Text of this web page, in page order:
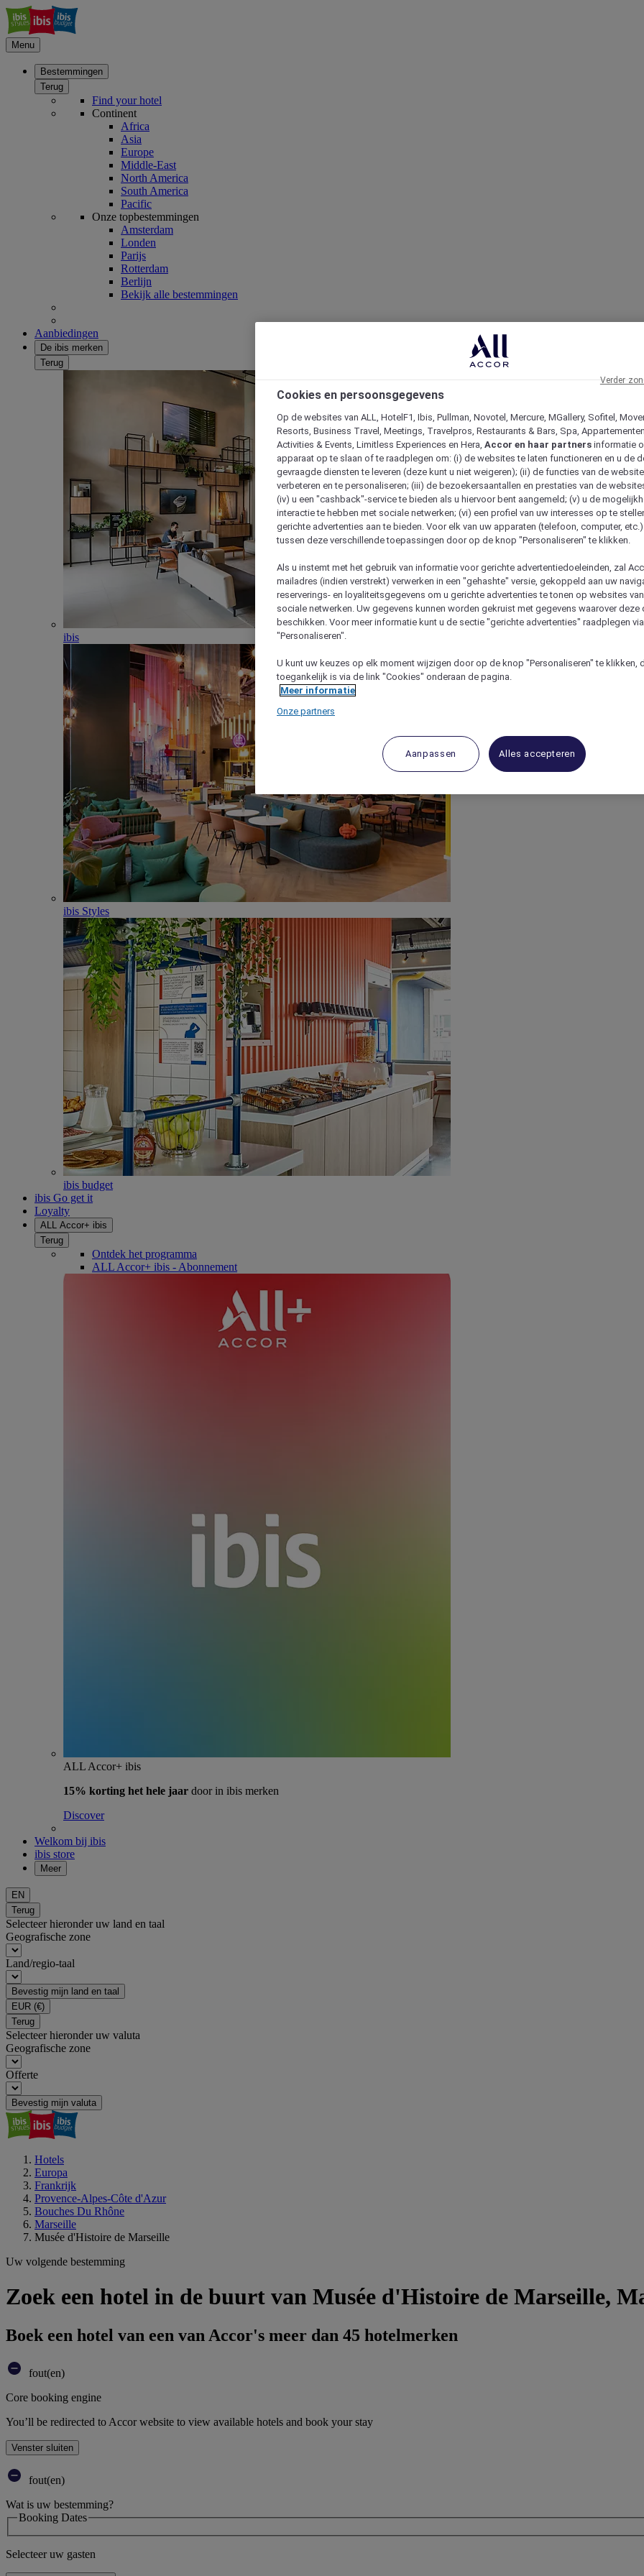
Menu
Bestemmingen
Terug
Find your hotel
Continent
Africa
Asia
Europe
Middle-East
North America
South America
Pacific
Onze topbestemmingen
Amsterdam
Londen
Parijs
Rotterdam
Berlijn
Bekijk alle bestemmingen
Aanbiedingen
De ibis merken
Terug
ibis
ibis Styles
ibis budget
ibis Go get it
Loyalty
ALL Accor+ ibis
Terug
Ontdek het programma
ALL Accor+ ibis - Abonnement
ALL Accor+ ibis
15% korting het hele jaar door in ibis merken
Discover
Welkom bij ibis
ibis store
Meer
EN
Terug
Selecteer hieronder uw land en taal
Geografische zone
Land/regio-taal
Bevestig mijn land en taal
EUR (€)
Terug
Selecteer hieronder uw valuta
Geografische zone
Offerte
Bevestig mijn valuta
Hotels
Europa
Frankrijk
Provence-Alpes-Côte d'Azur
Bouches Du Rhône
Marseille
Musée d'Histoire de Marseille
Uw volgende bestemming
Zoek een hotel in de buurt van Musée d'Histoire de Marseille,
Boek een hotel van een van Accor's meer dan 45 hotelmerken
fout(en)
Core booking engine
You’ll be redirected to Accor website to view available hotels and book your stay
Venster sluiten
fout(en)
Wat is uw bestemming?
Booking Dates
Selecteer uw gasten
Cookies en persoonsgegevens
Op de websites van ALL, HotelF1, Ibis, Pullman, Novotel, Mercure, MGallery, Sofitel,
Resorts, Business Travel, Meetings, Travelpros, Restaurants & Bars, Spa,
Activities & Events, Limitless Experiences en Hera, Accor en haar partners informatie
apparaat op te slaan of te raadplegen om: (i) de websites te laten functioneren en u de
gevraagde diensten te leveren (deze kunt u niet weigeren); (ii) de functies van de
verbeteren en te personaliseren; (iii) de bezoekersaantallen en prestaties van de
(iv) u een "cashback"-service te bieden als u hiervoor bent aangemeld; (v) u de
interactie te hebben met sociale netwerken; (vi) een profiel van uw interesses op te
gerichte advertenties aan te bieden. Voor elk van uw apparaten (telefoon, computer,
tussen deze verschillende toepassingen door op de knop "Personaliseren" te klikken.
Als u instemt met het gebruik van informatie voor gerichte advertentiedoeleinden, zal
mailadres (indien verstrekt) verwerken in een "gehashte" versie, gekoppeld aan uw
reserverings- en loyaliteitsgegevens om u gerichte advertenties te tonen op websites
sociale netwerken. Uw gegevens kunnen worden gekruist met gegevens waarover deze
beschikken. Voor meer informatie kunt u de sectie "gerichte advertenties" raadplegen
"Personaliseren".
U kunt uw keuzes op elk moment wijzigen door op de knop "Personaliseren" te klikken,
toegankelijk is via de link "Cookies" onderaan de pagina.
Meer informatie
Onze partners
Aanpassen Alles accepteren
Verder